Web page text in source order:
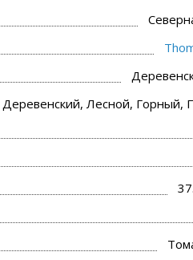
Деревенский, Лесной, Горный,